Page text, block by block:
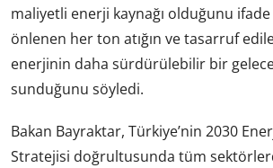
maliyetli enerji kaynağı olduğunu
önlenen her ton atığın ve tasarruf
enerjinin daha sürdürülebilir bir
sunduğunu söyledi.
Bakan Bayraktar, Türkiye’nin 2030
Stratejisi doğrultusunda tüm